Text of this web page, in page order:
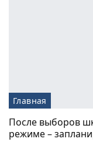
Главная
После выборов
режиме –